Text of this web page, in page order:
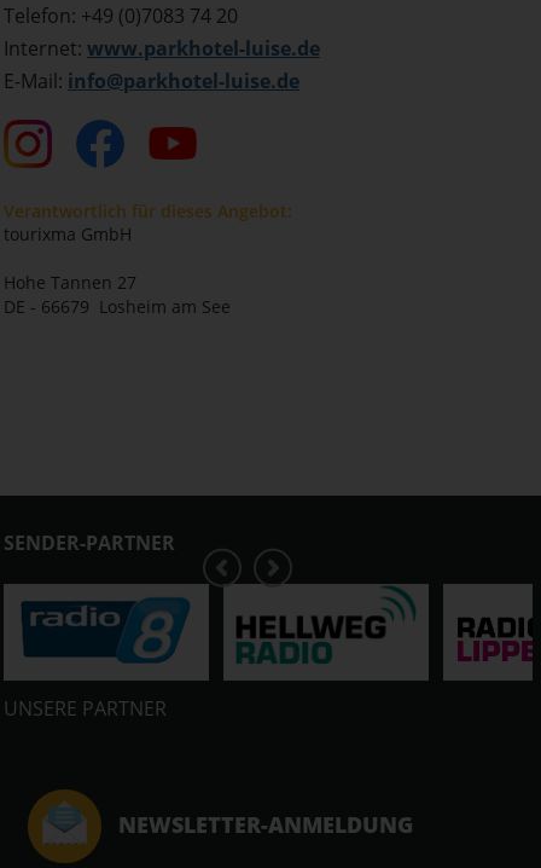
Telefon: +49 (0)7083 74 20
Internet: www.parkhotel-luise.de
E-Mail: info@parkhotel-luise.de
Verantwortlich für dieses Angebot:
tourixma GmbH
Hohe Tannen 27
DE - 66679 Losheim am See
SENDER-PARTNER
UNSERE PARTNER
NEWSLETTER-ANMELDUNG